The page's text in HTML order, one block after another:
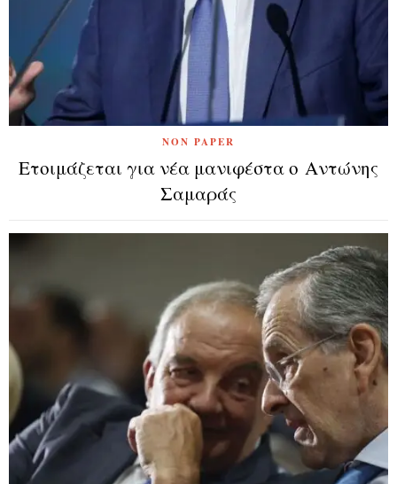
NON PAPER
Ετοιμάζεται για νέα μανιφέστα ο Αντώνης
Σαμαράς